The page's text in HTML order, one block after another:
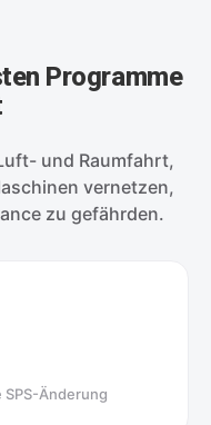
Programme
und Raumfahrt,
vernetzen,
zu gefährden.
Änderung